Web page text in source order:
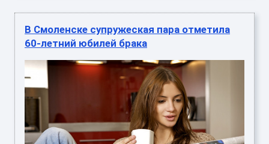
В Смоленске супружеская пара отметила
60-летний юбилей брака